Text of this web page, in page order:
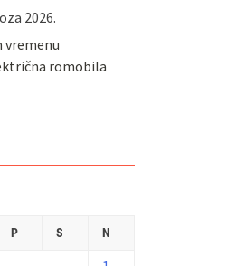
2026.
romobila
P S N